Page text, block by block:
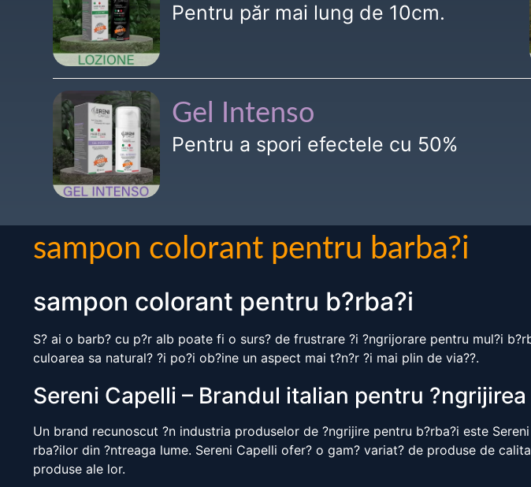
Pentru păr mai lung de 10cm.
Gel Intenso
Pentru a spori efectele cu 50%
sampon colorant pentru barba?i
sampon colorant pentru b?rba?i
S? ai o barb? cu p?r alb poate fi o surs? de frustrare ?i ?ngrijorare pentru mul?i
culoarea sa natural? ?i po?i ob?ine un aspect mai t?n?r ?i mai plin de via??.
Sereni Capelli – Brandul italian pentru
Un brand recunoscut ?n industria produselor de ?ngrijire pentru b?rba?i este
rba?ilor din ?ntreaga lume. Sereni Capelli ofer? o gam? variat? de produse de
produse ale lor.